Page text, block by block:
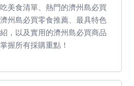
美食清單、熱門的濟州島必買
州島必買零食推薦、最具特色
，以及實用的濟州島必買商品
握所有採購重點！